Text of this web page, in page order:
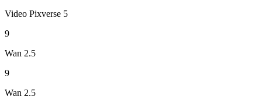
Video Pixverse 5
9
Wan 2.5
9
Wan 2.5